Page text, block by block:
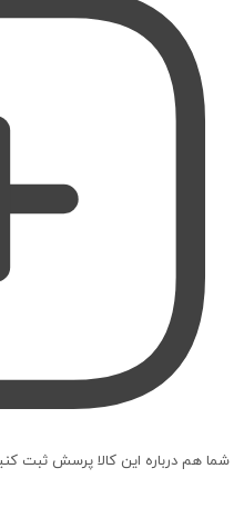
شما هم درباره این کالا پرسش ثبت کنید